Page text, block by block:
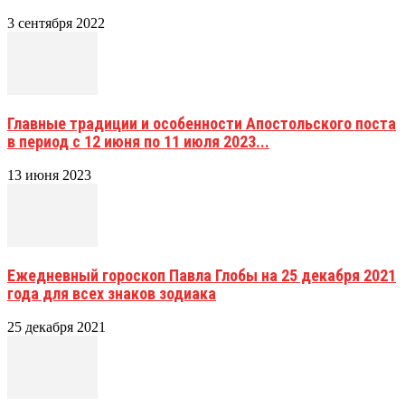
3 сентября 2022
Главные традиции и особенности Апостольского поста
в период с 12 июня по 11 июля 2023...
13 июня 2023
Ежедневный гороскоп Павла Глобы на 25 декабря 2021
года для всех знаков зодиака
25 декабря 2021